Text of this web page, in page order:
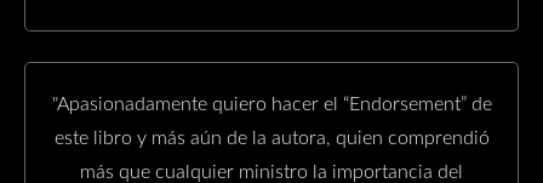
"Apasionadamente quiero hacer el “Endorsement” de
este libro y más aún de la autora, quien comprendió
más que cualquier ministro la importancia del